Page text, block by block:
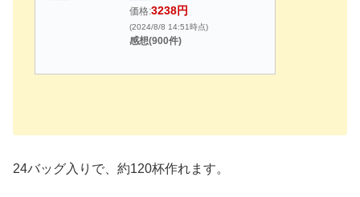
価格:3238円
(2024/8/8 14:51時点)
感想(900件)
24バッグ入りで、約120杯作れます。